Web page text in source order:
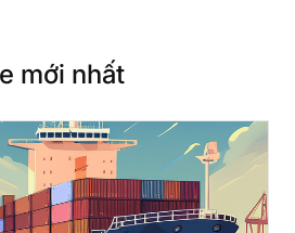
mới nhất